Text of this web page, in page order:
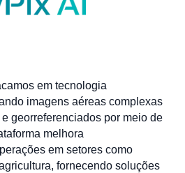
em tecnologia
imagens aéreas complexas
georreferenciados por meio de
melhora
em setores como
fornecendo soluções